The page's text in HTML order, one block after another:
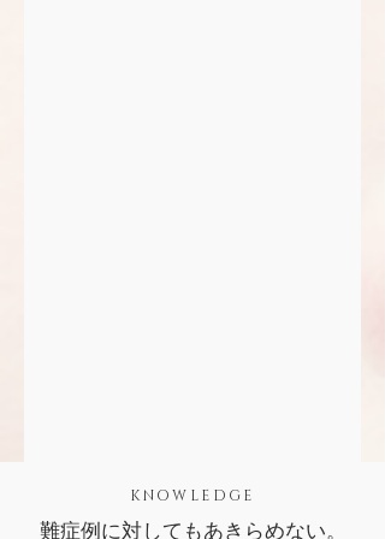
KNOWLEDGE
難症例に対してもあきらめない。